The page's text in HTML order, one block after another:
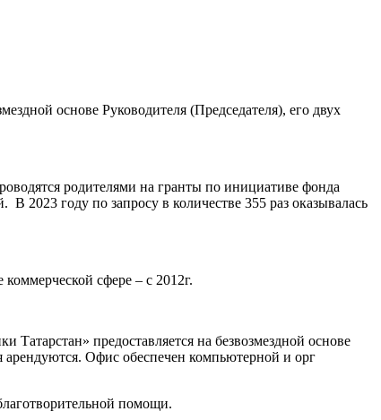
основе Руководителя (Председателя), его двух
родителями на гранты по инициативе фонда
2023 году по запросу в количестве 355 раз оказывалась
сфере – с 2012г.
предоставляется на безвозмездной основе
Офис обеспечен компьютерной и орг
помощи.